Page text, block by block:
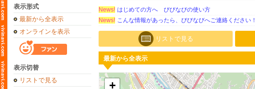
表示形式
最新から全表示
オンラインを表示
表示切替
リストで見る
News! はじめての方へ びびなびの使い方
News! こんな情報があったら、びびなびへご連絡ください！
リストで見る
最新から全表示
+